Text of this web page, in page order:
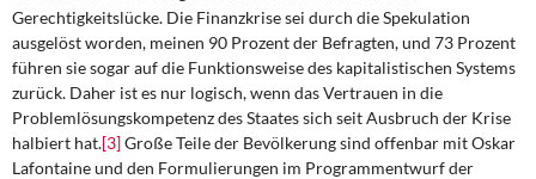
Gerechtigkeitslücke. Die Finanzkrise sei durch die Spekulation
ausgelöst worden, meinen 90 Prozent der Befragten, und 73 Prozent
führen sie sogar auf die Funktionsweise des kapitalistischen Systems
zurück. Daher ist es nur logisch, wenn das Vertrauen in die
Problemlösungskompetenz des Staates sich seit Ausbruch der Krise
halbiert hat.[3]Große Teile der Bevölkerung sind offenbar mit Oskar
Lafontaine und den Formulierungen im Programmentwurf der